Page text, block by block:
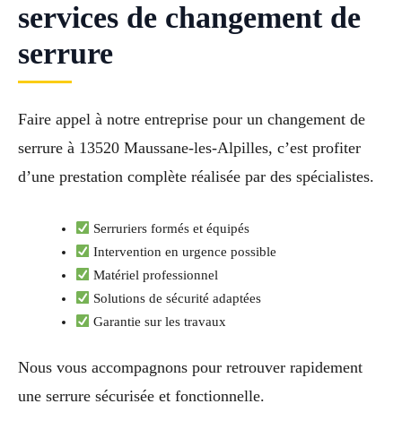
services de changement de
serrure
Faire appel à notre entreprise pour un changement de
serrure à 13520 Maussane-les-Alpilles, c’est profiter
d’une prestation complète réalisée par des spécialistes.
Serruriers formés et équipés
Intervention en urgence possible
Matériel professionnel
Solutions de sécurité adaptées
Garantie sur les travaux
Nous vous accompagnons pour retrouver rapidement
une serrure sécurisée et fonctionnelle.